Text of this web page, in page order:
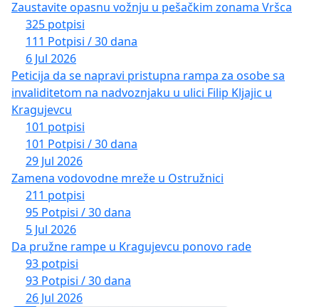
Zaustavite opasnu vožnju u pešačkim zonama Vršca
325 potpisi
111 Potpisi / 30 dana
6 Jul 2026
Peticija da se napravi pristupna rampa za osobe sa
invaliditetom na nadvoznjaku u ulici Filip Kljajic u
Kragujevcu
101 potpisi
101 Potpisi / 30 dana
29 Jul 2026
Zamena vodovodne mreže u Ostružnici
211 potpisi
95 Potpisi / 30 dana
5 Jul 2026
Da pružne rampe u Kragujevcu ponovo rade
93 potpisi
93 Potpisi / 30 dana
26 Jul 2026